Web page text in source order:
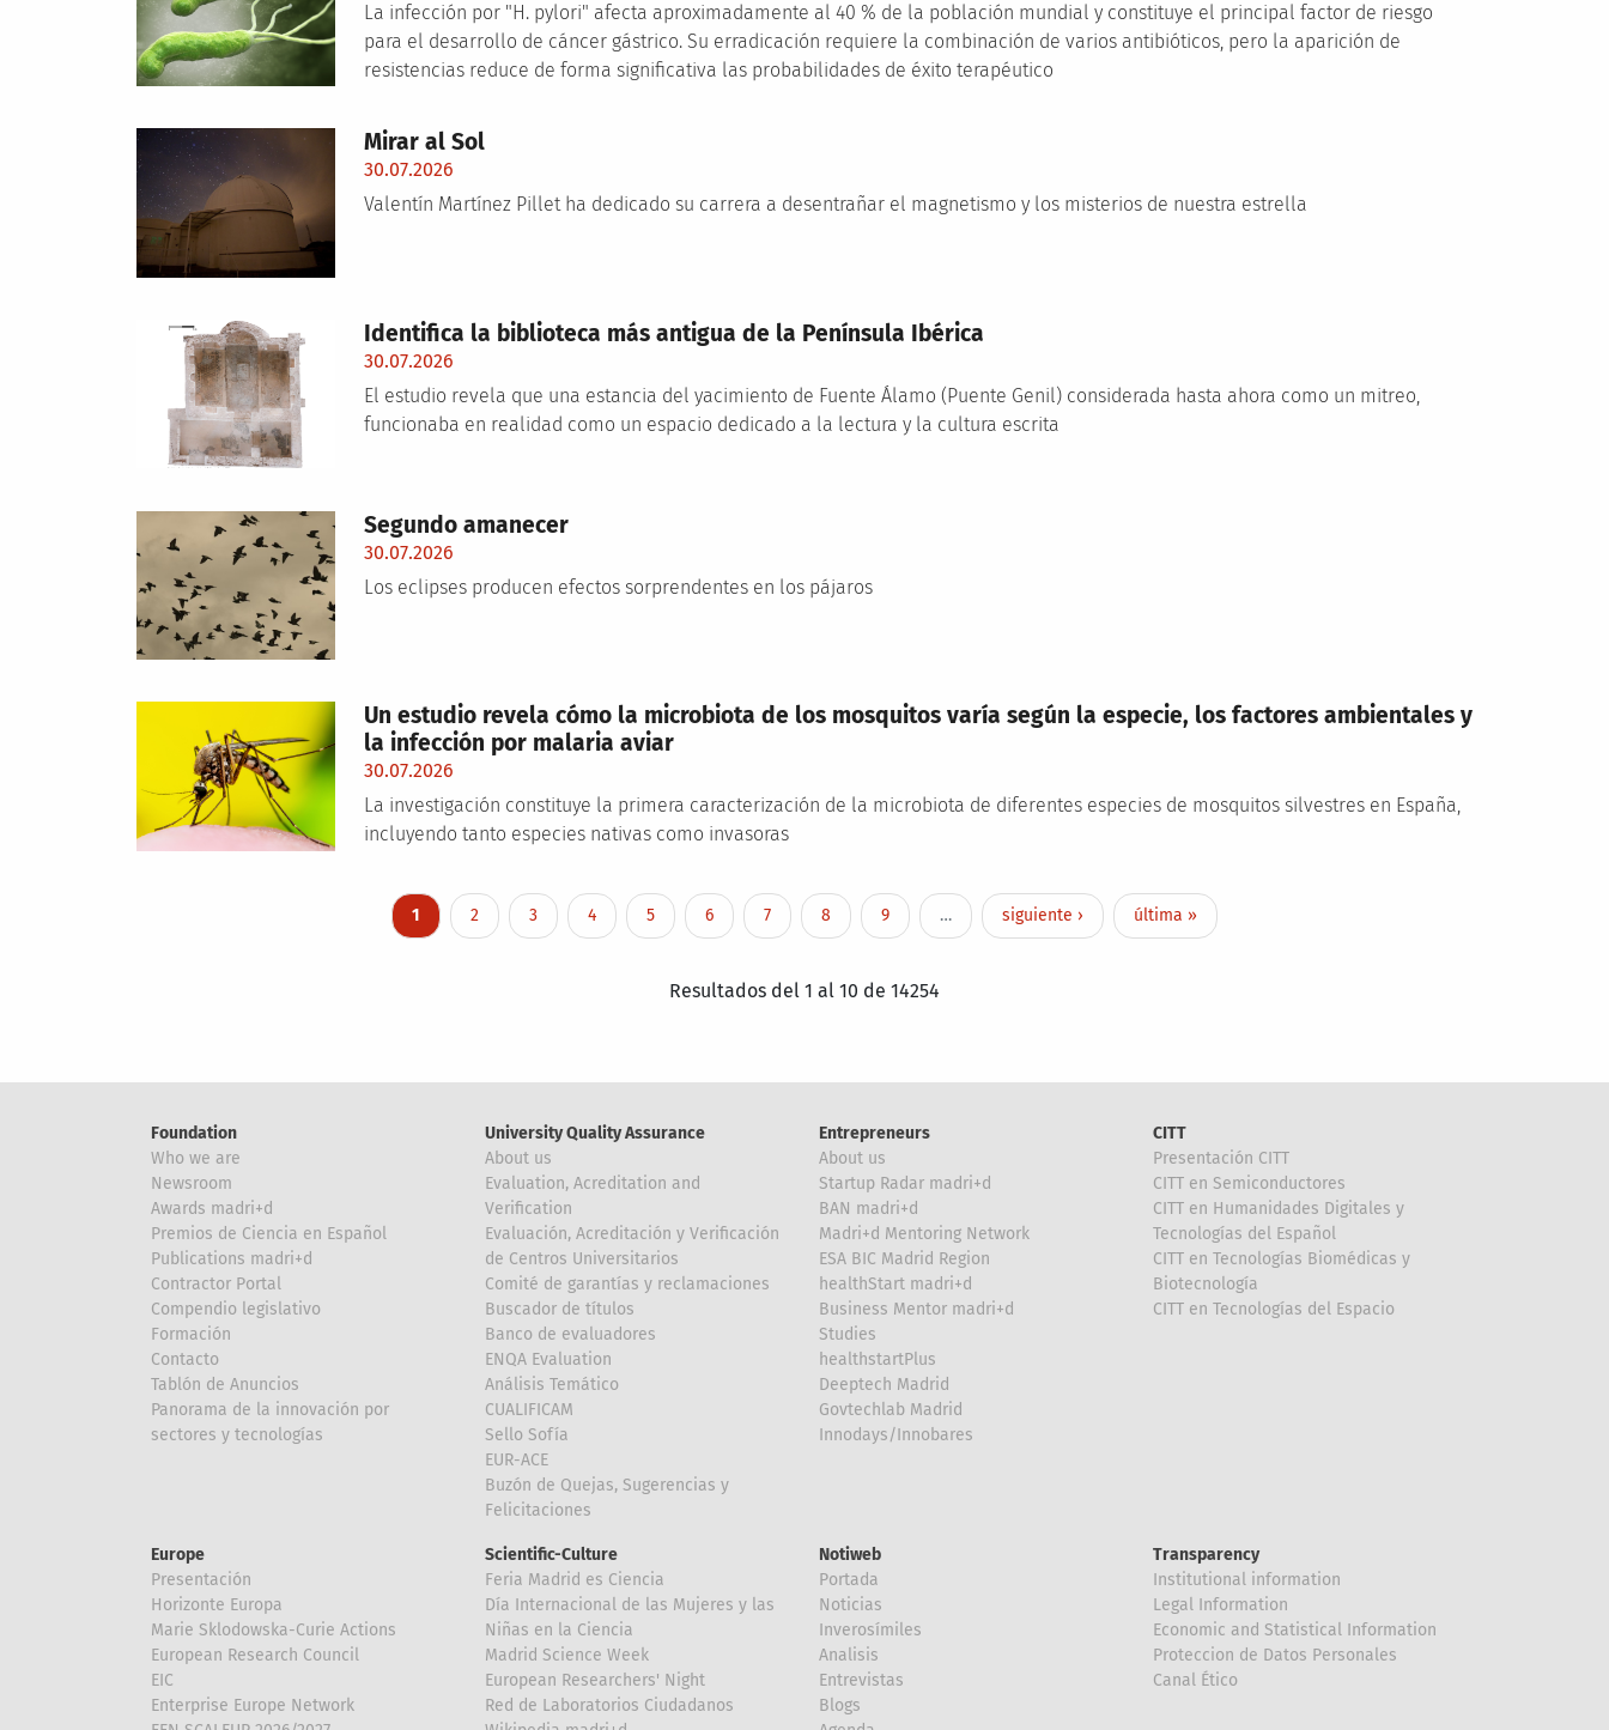
La infección por "H. pylori" afecta aproximadamente al 40 % de la población mundial y constituye el principal factor de riesgo
para el desarrollo de cáncer gástrico. Su erradicación requiere la combinación de varios antibióticos, pero la aparición de
resistencias reduce de forma significativa las probabilidades de éxito terapéutico
Mirar al Sol
30.07.2026
Valentín Martínez Pillet ha dedicado su carrera a desentrañar el magnetismo y los misterios de nuestra estrella
Identifica la biblioteca más antigua de la Península Ibérica
30.07.2026
El estudio revela que una estancia del yacimiento de Fuente Álamo (Puente Genil) considerada hasta ahora como un mitreo,
funcionaba en realidad como un espacio dedicado a la lectura y la cultura escrita
Segundo amanecer
30.07.2026
Los eclipses producen efectos sorprendentes en los pájaros
Un estudio revela cómo la microbiota de los mosquitos varía según la especie, los factores ambientales y
la infección por malaria aviar
30.07.2026
La investigación constituye la primera caracterización de la microbiota de diferentes especies de mosquitos silvestres en España,
incluyendo tanto especies nativas como invasoras
Current page
1 Page
2 Page
3 Page
4 Page
5 Page
6 Page
7 Page
8 Page
9 … Next page
siguiente › Last page
última »
Resultados del 1 al 10 de 14254
Foundation
Who we are
Newsroom
Awards madri+d
Premios de Ciencia en Español
Publications madri+d
Contractor Portal
Compendio legislativo
Formación
Contacto
Tablón de Anuncios
Panorama de la innovación por
sectores y tecnologías
University Quality Assurance
About us
Evaluation, Acreditation and
Verification
Evaluación, Acreditación y Verificación
de Centros Universitarios
Comité de garantías y reclamaciones
Buscador de títulos
Banco de evaluadores
ENQA Evaluation
Análisis Temático
CUALIFICAM
Sello Sofía
EUR-ACE
Buzón de Quejas, Sugerencias y
Felicitaciones
Entrepreneurs
About us
Startup Radar madri+d
BAN madri+d
Madri+d Mentoring Network
ESA BIC Madrid Region
healthStart madri+d
Business Mentor madri+d
Studies
healthstartPlus
Deeptech Madrid
Govtechlab Madrid
Innodays/Innobares
CITT
Presentación CITT
CITT en Semiconductores
CITT en Humanidades Digitales y
Tecnologías del Español
CITT en Tecnologías Biomédicas y
Biotecnología
CITT en Tecnologías del Espacio
Europe
Presentación
Horizonte Europa
Marie Sklodowska-Curie Actions
European Research Council
EIC
Enterprise Europe Network
Scientific-Culture
Feria Madrid es Ciencia
Día Internacional de las Mujeres y las
Niñas en la Ciencia
Madrid Science Week
European Researchers' Night
Red de Laboratorios Ciudadanos
Notiweb
Portada
Noticias
Inverosímiles
Analisis
Entrevistas
Blogs
Transparency
Institutional information
Legal Information
Economic and Statistical Information
Proteccion de Datos Personales
Canal Ético